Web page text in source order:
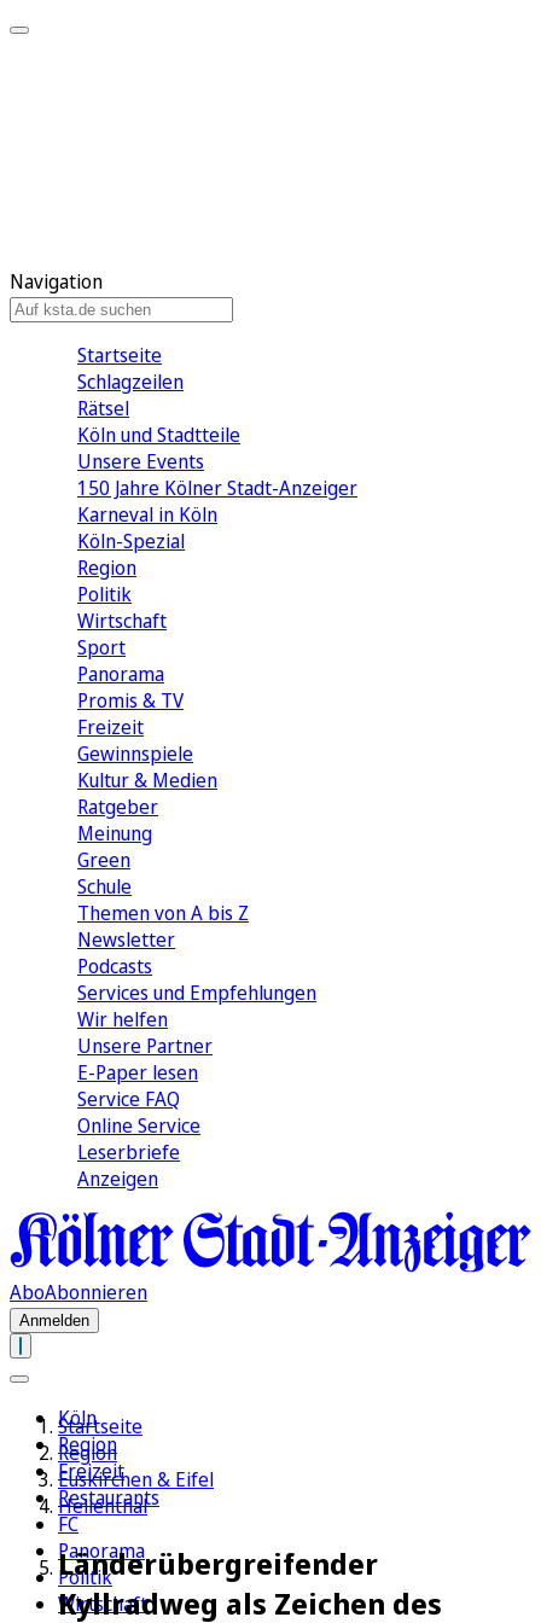
Navigation
Startseite
Schlagzeilen
Rätsel
Köln und Stadtteile
Unsere Events
150 Jahre Kölner Stadt-Anzeiger
Karneval in Köln
Köln-Spezial
Region
Politik
Wirtschaft
Sport
Panorama
Promis & TV
Freizeit
Gewinnspiele
Kultur & Medien
Ratgeber
Meinung
Green
Schule
Themen von A bis Z
Newsletter
Podcasts
Services und Empfehlungen
Wir helfen
Unsere Partner
E-Paper lesen
Service FAQ
Online Service
Leserbriefe
Anzeigen
AboAbonnieren
Anmelden
Köln
Region
Freizeit
Restaurants
FC
Panorama
Politik
Wirtschaft
Startseite
Region
Euskirchen & Eifel
Hellenthal
Länderübergreifender
Kyllradweg als Zeichen des